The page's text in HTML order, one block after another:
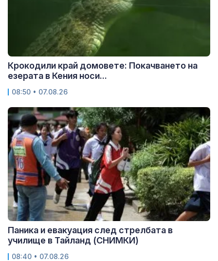
Крокодили край домовете: Покачването на
езерата в Кения носи...
08:50 • 07.08.26
Паника и евакуация след стрелбата в
училище в Тайланд (СНИМКИ)
08:40 • 07.08.26